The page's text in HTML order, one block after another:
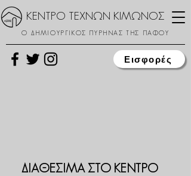
ΚΕΝΤΡΟ ΤΕΧΝΩΝ ΚΙΜΩΝΟΣ
Ο ΔΗΜΙΟΥΡΓΙΚΟΣ ΠΥΡΗΝΑΣ ΤΗΣ ΠΑΦΟΥ
Εισφορές
ΔΙΑΘΕΣΙΜΑ ΣΤΟ ΚΕΝΤΡΟ